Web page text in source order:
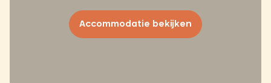
Accommodatie bekijken